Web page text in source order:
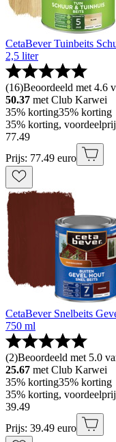
CetaBever Tuinbeits
2,5 liter
(16)Beoordeeld met 4.6
50.37 met Club Karwei
35% korting35% korting
35% korting,
77.49
Prijs: 77.49 euro
CetaBever Snelbeits
750 ml
(2)Beoordeeld met 5.0
25.67 met Club Karwei
35% korting35% korting
35% korting,
39.49
Prijs: 39.49 euro